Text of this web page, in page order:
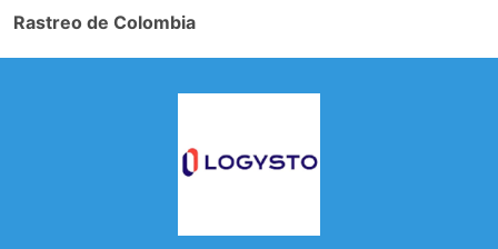
Rastreo de Colombia